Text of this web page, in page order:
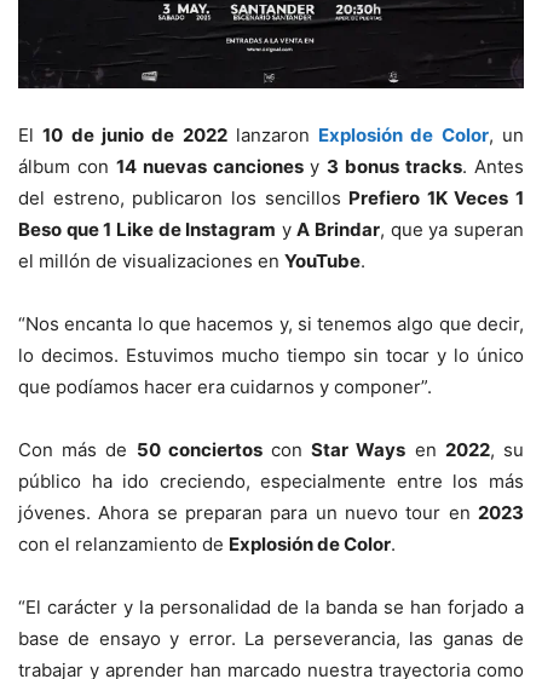
El10 de junio de 2022lanzaron Explosión de Color, un
álbum con 14 nuevas cancionesy 3 bonus tracks. Antes
del estreno, publicaron los sencillos Prefiero 1K Veces 1
Beso que 1 Like de Instagram yA Brindar, que ya superan
el millón de visualizaciones en YouTube.
“Nos encanta lo que hacemos y, si tenemos algo que decir,
lo decimos. Estuvimos mucho tiempo sin tocar y lo único
que podíamos hacer era cuidarnos y componer”.
Con más de 50 conciertosconStar Ways en 2022, su
público ha ido creciendo, especialmente entre los más
jóvenes. Ahora se preparan para un nuevo tour en 2023
con el relanzamiento de Explosión de Color.
“El carácter y la personalidad de la banda se han forjado a
base de ensayo y error. La perseverancia, las ganas de
trabajar y aprender han marcado nuestra trayectoria como